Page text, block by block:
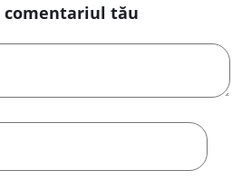
comentariul tău